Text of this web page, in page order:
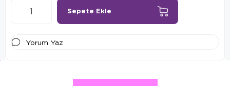
Yorum Yaz